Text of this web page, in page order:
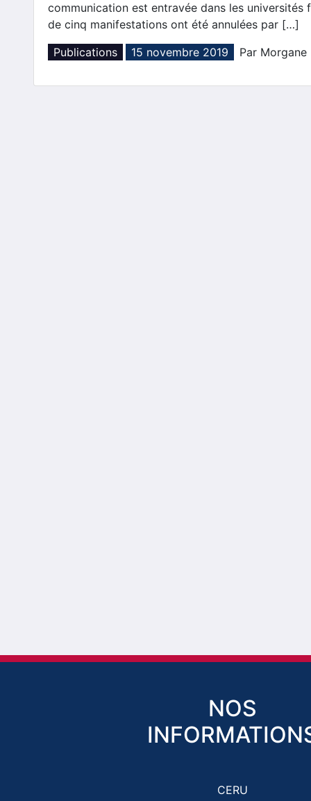
communication est entravée dans les universités
de cinq manifestations ont été annulées par […]
Publications
15 novembre 2019 Par Morgane
NOS
CERU